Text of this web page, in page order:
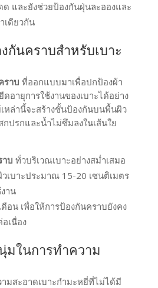
และยังช่วยป้องกันฝุ่นละอองและ
เดียวกัน
กันคราบสำหรับเบาะ
ราบ ที่ออกแบบมาเพื่อปกป้องผ้า
อายุการใช้งานของเบาะได้อย่าง
หล่านี้จะสร้างชั้นป้องกันบนพื้นผิว
กปรกและน้ำไม่ซึมลงในเส้นใย
าบ ทั่วบริเวณเบาะอย่างสม่ำเสมอ
เบาะประมาณ 15-20 เซนติเมตร
าน
อน เพื่อให้การป้องกันคราบยังคง
เนื่อง
มในการทำความ
มสะอาดเบาะกำมะหยี่ที่ไม่ได้มี